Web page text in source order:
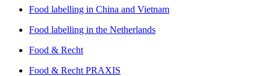
Food labelling in China and Vietnam
Food labelling in the Netherlands
Food & Recht
Food & Recht PRAXIS